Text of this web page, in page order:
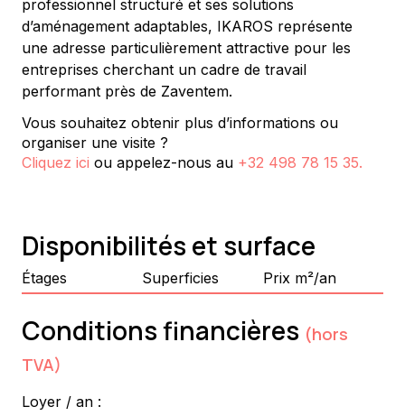
professionnel structuré et ses solutions
d’aménagement adaptables, IKAROS représente
une adresse particulièrement attractive pour les
entreprises cherchant un cadre de travail
performant près de Zaventem.
Vous souhaitez obtenir plus d’informations ou
organiser une visite ?
Cliquez ici ou appelez-nous au +32 498 78 15 35.
Disponibilités et surface
Étages Superficies Prix m²/an
Conditions financières (hors
TVA)
Loyer / an :